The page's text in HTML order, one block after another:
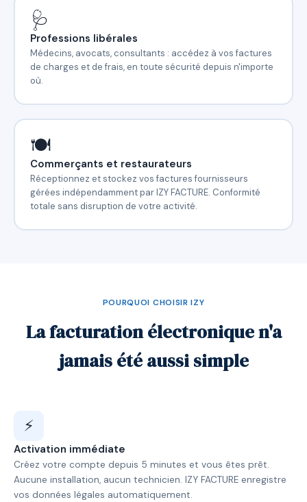
🩺
Professions libérales
Médecins, avocats, consultants : accédez à vos factures
de charges et de frais, en toute sécurité depuis n'importe
où.
🍽️
Commerçants et restaurateurs
Réceptionnez et stockez vos factures fournisseurs
gérées indépendamment par IZY FACTURE. Conformité
totale sans disruption de votre activité.
POURQUOI CHOISIR IZY
La facturation électronique n'a
jamais été aussi simple
⚡
Activation immédiate
Créez votre compte depuis 5 minutes et vous êtes prêt.
Aucune installation, aucun technicien. IZY FACTURE enregistre
vos données légales automatiquement.